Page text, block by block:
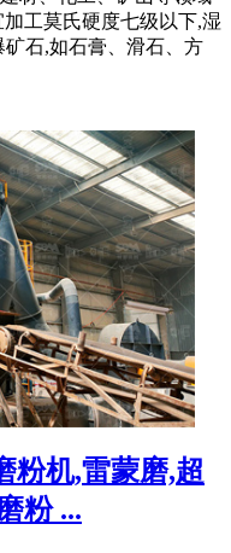
工莫氏硬度七级以下,湿
矿石,如石膏、滑石、方
粉机,雷蒙磨,超
粉 ...